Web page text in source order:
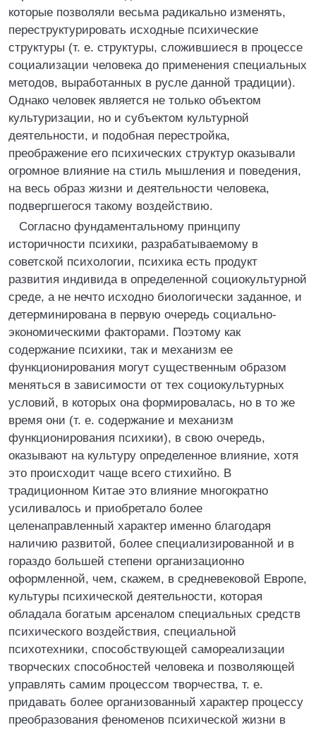
которые позволяли весьма радикально изменять,
переструктурировать исходные психические
структуры (т. е. структуры, сложившиеся в процессе
социализации человека до применения специальных
методов, выработанных в русле данной традиции).
Однако человек является не только объектом
культуризации, но и субъектом культурной
деятельности, и подобная перестройка,
преображение его психических структур оказывали
огромное влияние на стиль мышления и поведения,
на весь образ жизни и деятельности человека,
подвергшегося такому воздействию.
Согласно фундаментальному принципу
историчности психики, разрабатываемому в
советской психологии, психика есть продукт
развития индивида в определенной социокультурной
среде, а не нечто исходно биологически заданное, и
детерминирована в первую очередь социально-
экономическими факторами. Поэтому как
содержание психики, так и механизм ее
функционирования могут существенным образом
меняться в зависимости от тех социокультурных
условий, в которых она формировалась, но в то же
время они (т. е. содержание и механизм
функционирования психики), в свою очередь,
оказывают на культуру определенное влияние, хотя
это происходит чаще всего стихийно. В
традиционном Китае это влияние многократно
усиливалось и приобретало более
целенаправленный характер именно благодаря
наличию развитой, более специализированной и в
гораздо большей степени организационно
оформленной, чем, скажем, в средневековой Европе,
культуры психической деятельности, которая
обладала богатым арсеналом специальных средств
психического воздействия, специальной
психотехники, способствующей самореализации
творческих способностей человека и позволяющей
управлять самим процессом творчества, т. е.
придавать более организованный характер процессу
преобразования феноменов психической жизни в